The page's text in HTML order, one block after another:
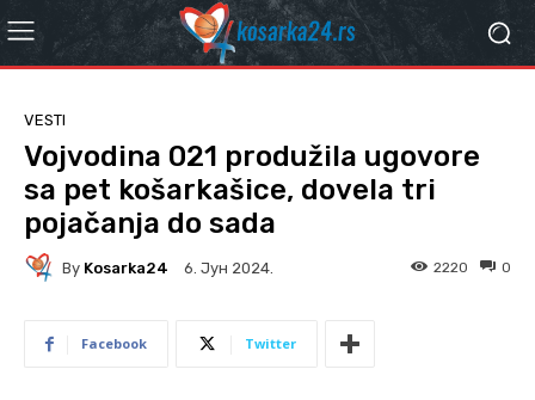
VESTI
Vojvodina 021 produžila ugovore
sa pet košarkašice, dovela tri
pojačanja do sada
By Kosarka24 6. Јун 2024. 0
2220
Facebook Twitter